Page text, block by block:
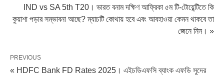
IND vs SA 5th T20। ভারত বনাম দক্ষিণ আফ্রিকা ৫ম টি-টোয়েন্টিতে কি
কুয়াশা পড়ার সম্ভাবনা আছে? ম্যাচটি কোথায় হবে এবং আবহাওয়া কেমন থাকবে তা
জেনে নিন। »
PREVIOUS
« HDFC Bank FD Rates 2025। এইচডিএফসি ব্যাংক এফডি সুদের